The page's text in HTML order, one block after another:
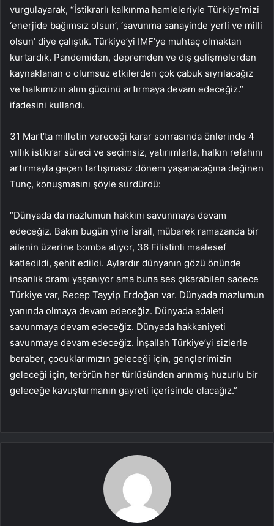
vurgulayarak, “İstikrarlı kalkınma hamleleriyle Türkiye’mizi
‘enerjide bağımsız olsun’, ‘savunma sanayinde yerli ve milli
olsun’ diye çalıştık. Türkiye’yi IMF’ye muhtaç olmaktan
kurtardık. Pandemiden, depremden ve dış gelişmelerden
kaynaklanan o olumsuz etkilerden çok çabuk sıyrılacağız
ve halkımızın alım gücünü artırmaya devam edeceğiz.”
ifadesini kullandı.
31 Mart’ta milletin vereceği karar sonrasında önlerinde 4
yıllık istikrar süreci ve seçimsiz, yatırımlarla, halkın refahını
artırmayla geçen tartışmasız dönem yaşanacağına değinen
Tunç, konuşmasını şöyle sürdürdü:
“Dünyada da mazlumun hakkını savunmaya devam
edeceğiz. Bakın bugün yine İsrail, mübarek ramazanda bir
ailenin üzerine bomba atıyor, 36 Filistinli maalesef
katledildi, şehit edildi. Aylardır dünyanın gözü önünde
insanlık dramı yaşanıyor ama buna ses çıkarabilen sadece
Türkiye var, Recep Tayyip Erdoğan var. Dünyada mazlumun
yanında olmaya devam edeceğiz. Dünyada adaleti
savunmaya devam edeceğiz. Dünyada hakkaniyeti
savunmaya devam edeceğiz. İnşallah Türkiye’yi sizlerle
beraber, çocuklarımızın geleceği için, gençlerimizin
geleceği için, terörün her türlüsünden arınmış huzurlu bir
geleceğe kavuşturmanın gayreti içerisinde olacağız.”